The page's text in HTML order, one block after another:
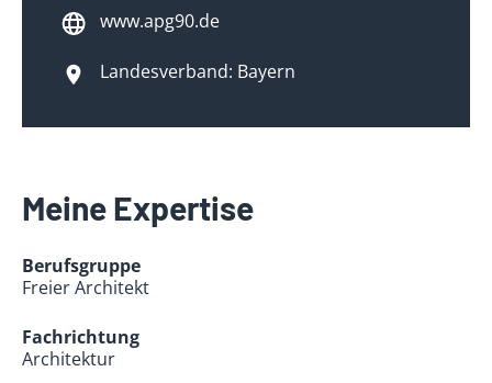
www.apg90.de
Landesverband: Bayern
Meine Expertise
Berufsgruppe
Freier Architekt
Fachrichtung
Architektur